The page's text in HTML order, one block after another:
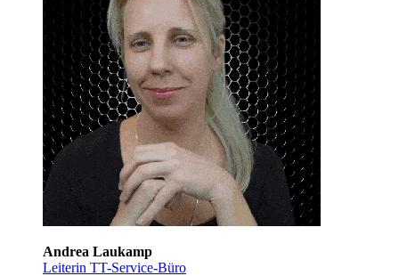
Andrea Laukamp
Leiterin TT-Service-Büro